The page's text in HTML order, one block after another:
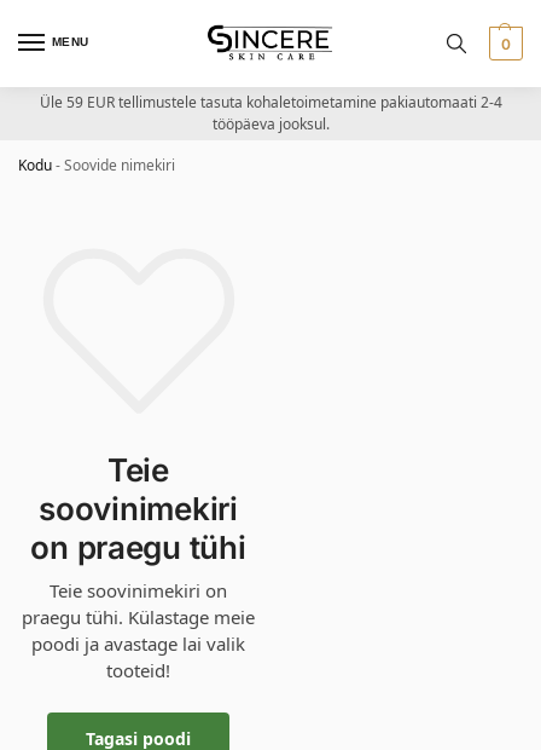
MENU 0
Üle 59 EUR tellimustele tasuta kohaletoimetamine pakiautomaati 2-4
tööpäeva jooksul.
Kodu-Soovide nimekiri
Teie
soovinimekiri
on praegu tühi
Teie soovinimekiri on
praegu tühi. Külastage meie
poodi ja avastage lai valik
tooteid!
Tagasi poodi